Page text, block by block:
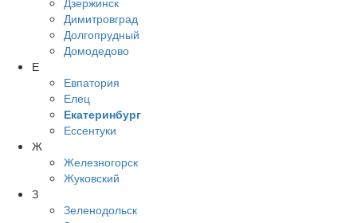
Димитровград
Долгопрудный
Домодедово
Е
Евпатория
Елец
Екатеринбург
Ессентуки
Ж
Железногорск
Жуковский
З
Зеленодольск